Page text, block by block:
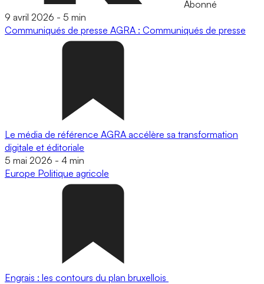
Abonné
9 avril 2026 - 5 min
Communiqués de presse AGRA : Communiqués de presse
Le média de référence AGRA accélère sa transformation
digitale et éditoriale
5 mai 2026 - 4 min
Europe Politique agricole
Engrais : les contours du plan bruxellois